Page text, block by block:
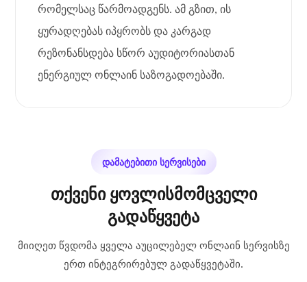
რომელსაც წარმოადგენს. ამ გზით, ის
ყურადღებას იპყრობს და კარგად
რეზონანსდება სწორ აუდიტორიასთან
ენერგიულ ონლაინ საზოგადოებაში.
დამატებითი სერვისები
თქვენი ყოვლისმომცველი
გადაწყვეტა
მიიღეთ წვდომა ყველა აუცილებელ ონლაინ სერვისზე
ერთ ინტეგრირებულ გადაწყვეტაში.